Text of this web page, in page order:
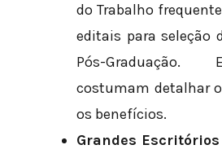
do Trabalho
editais para seleção
Pós-Graduação.
costumam detalhar
os benefícios.
Grandes